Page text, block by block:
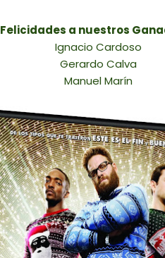
Felicidades a nuestros
Ignacio Cardoso
Gerardo Calva
Manuel Marín